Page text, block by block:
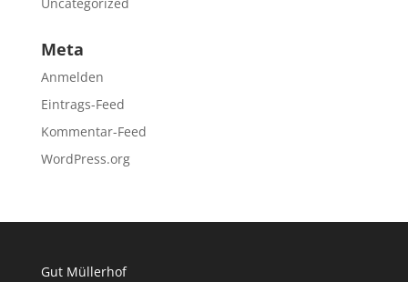
Meta
Anmelden
Eintrags-Feed
Kommentar-Feed
WordPress.org
Gut Müllerhof